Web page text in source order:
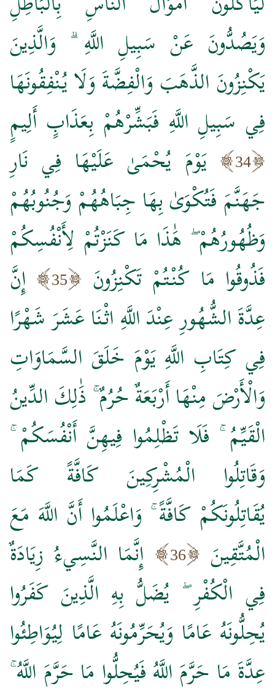
وَيَصُدُّونَ عَنْ سَبِيلِ اللَّهِ ۗ وَالَّذِينَ
يَكْنِزُونَ الذَّهَبَ وَالْفِضَّةَ وَلَا يُنْفِقُونَهَا
فِي سَبِيلِ اللَّهِ فَبَشِّرْهُمْ بِعَذَابٍ أَلِيمٍ
34
يَوْمَ يُحْمَىٰ عَلَيْهَا فِي نَارِ
جَهَنَّمَ فَتُكْوَىٰ بِهَا جِبَاهُهُمْ وَجُنُوبُهُمْ
وَظُهُورُهُمْ ۖ هَٰذَا مَا كَنَزْتُمْ لِأَنْفُسِكُمْ
فَذُوقُوا مَا كُنْتُمْ تَكْنِزُونَ
35
إِنَّ
عِدَّةَ الشُّهُورِ عِنْدَ اللَّهِ اثْنَا عَشَرَ شَهْرًا
فِي كِتَابِ اللَّهِ يَوْمَ خَلَقَ السَّمَاوَاتِ
وَالْأَرْضَ مِنْهَا أَرْبَعَةٌ حُرُمٌ ۚ ذَٰلِكَ الدِّينُ
الْقَيِّمُ ۚ فَلَا تَظْلِمُوا فِيهِنَّ أَنْفُسَكُمْ ۚ
وَقَاتِلُوا الْمُشْرِكِينَ كَافَّةً كَمَا
يُقَاتِلُونَكُمْ كَافَّةً ۚ وَاعْلَمُوا أَنَّ اللَّهَ مَعَ
الْمُتَّقِينَ
36
إِنَّمَا النَّسِيءُ زِيَادَةٌ
فِي الْكُفْرِ ۖ يُضَلُّ بِهِ الَّذِينَ كَفَرُوا
يُحِلُّونَهُ عَامًا وَيُحَرِّمُونَهُ عَامًا لِيُوَاطِئُوا
عِدَّةَ مَا حَرَّمَ اللَّهُ فَيُحِلُّوا مَا حَرَّمَ اللَّهُ ۚ